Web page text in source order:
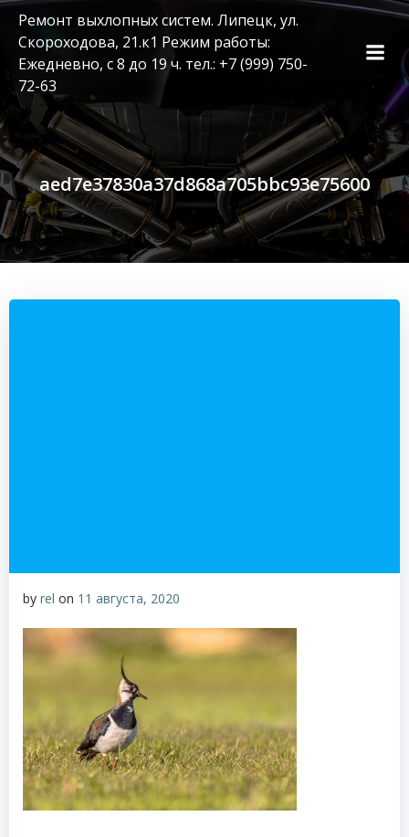
Перейти
к
содержимому
Ремонт выхлопных систем. Липецк, ул.
Скороходова, 21.к1 Режим работы:
Ежедневно, с 8 до 19 ч. тел.: +7 (999) 750-
72-63
aed7e37830a37d868a705bbc93e75600
by rel on 11 августа, 2020